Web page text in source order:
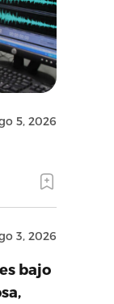
5, 2026
3, 2026
bajo